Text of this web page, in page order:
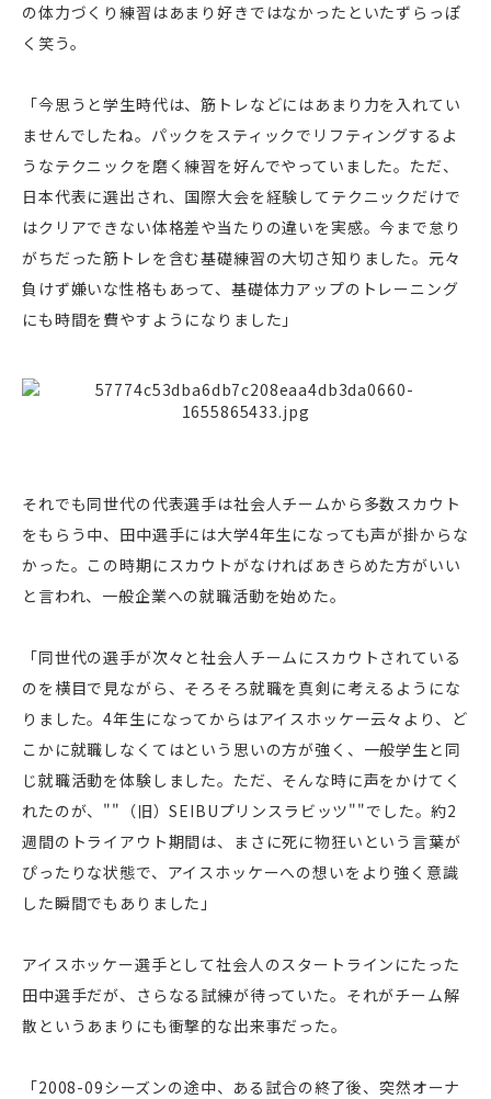
の体力づくり練習はあまり好きではなかったといたずらっぽ
く笑う。
「今思うと学生時代は、筋トレなどにはあまり力を入れてい
ませんでしたね。パックをスティックでリフティングするよ
うなテクニックを磨く練習を好んでやっていました。ただ、
日本代表に選出され、国際大会を経験してテクニックだけで
はクリアできない体格差や当たりの違いを実感。今まで怠り
がちだった筋トレを含む基礎練習の大切さ知りました。元々
負けず嫌いな性格もあって、基礎体力アップのトレーニング
にも時間を費やすようになりました」
それでも同世代の代表選手は社会人チームから多数スカウト
をもらう中、田中選手には大学4年生になっても声が掛からな
かった。この時期にスカウトがなければあきらめた方がいい
と言われ、一般企業への就職活動を始めた。
「同世代の選手が次々と社会人チームにスカウトされている
のを横目で見ながら、そろそろ就職を真剣に考えるようにな
りました。4年生になってからはアイスホッケー云々より、ど
こかに就職しなくてはという思いの方が強く、一般学生と同
じ就職活動を体験しました。ただ、そんな時に声をかけてく
れたのが、""（旧）SEIBUプリンスラビッツ""でした。約2
週間のトライアウト期間は、まさに死に物狂いという言葉が
ぴったりな状態で、アイスホッケーへの想いをより強く意識
した瞬間でもありました」
アイスホッケー選手として社会人のスタートラインにたった
田中選手だが、さらなる試練が待っていた。それがチーム解
散というあまりにも衝撃的な出来事だった。
「2008-09シーズンの途中、ある試合の終了後、突然オーナ